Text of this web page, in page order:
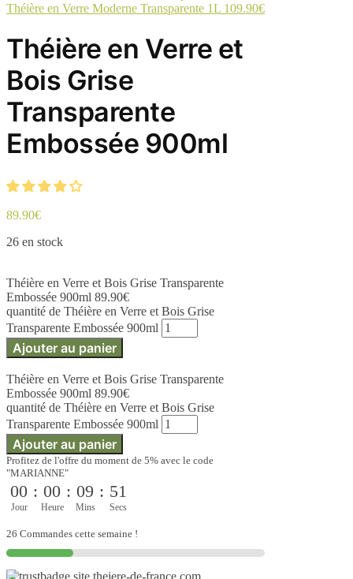
Théière en Verre Moderne Transparente 1L 109.90€
Théière en Verre et
Bois Grise
Transparente
Embossée 900ml
89.90€
26 en stock
Théière en Verre et Bois Grise Transparente
Embossée 900ml 89.90€
quantité de Théière en Verre et Bois Grise
Transparente Embossée 900ml
Ajouter au panier
Théière en Verre et Bois Grise Transparente
Embossée 900ml 89.90€
quantité de Théière en Verre et Bois Grise
Transparente Embossée 900ml
Ajouter au panier
Profitez de l'offre du moment de 5% avec le code
"MARIANNE"
00
Jour
: 00
Heure
: 09
Mins
: 51
Secs
26 Commandes cette semaine !